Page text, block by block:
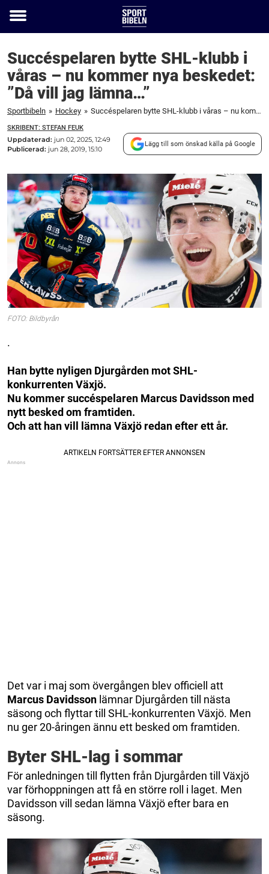
Toggle
Succéspelaren bytte SHL-klubb i
våras – nu kommer nya beskedet:
”Då vill jag lämna…”
Sportbibeln » Hockey » Succéspelaren bytte SHL-klubb i våras – nu kommer nya beskedet: "Då vill jag lämna..."
SKRIBENT: STEFAN FEUK
Uppdaterad: jun 02, 2025, 12:49
Publicerad: jun 28, 2019, 15:10
Lägg till som önskad källa på Google
FOTO: Bildbyrån
.
Han bytte nyligen Djurgården mot SHL-
konkurrenten Växjö.
Nu kommer succéspelaren Marcus Davidsson med
nytt besked om framtiden.
Och att han vill lämna Växjö redan efter ett år.
Det var i maj som övergången blev officiell att
Marcus Davidsson lämnar Djurgården till nästa
säsong och flyttar till SHL-konkurrenten Växjö. Men
nu ger 20-åringen ännu ett besked om framtiden.
Byter SHL-lag i sommar
För anledningen till flytten från Djurgården till Växjö
var förhoppningen att få en större roll i laget. Men
Davidsson vill sedan lämna Växjö efter bara en
säsong.